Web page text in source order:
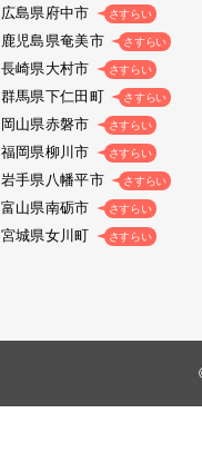
広島県府中市 さすらい
鹿児島県奄美市 さすらい
長崎県大村市 さすらい
群馬県下仁田町 さすらい
岡山県赤磐市 さすらい
福岡県柳川市 さすらい
岩手県八幡平市 さすらい
富山県南砺市 さすらい
宮城県女川町 さすらい